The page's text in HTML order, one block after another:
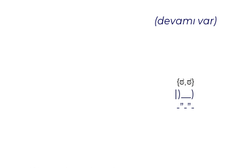
(devamı var)
{ಠ,ಠ}
|)__)
-”-”-